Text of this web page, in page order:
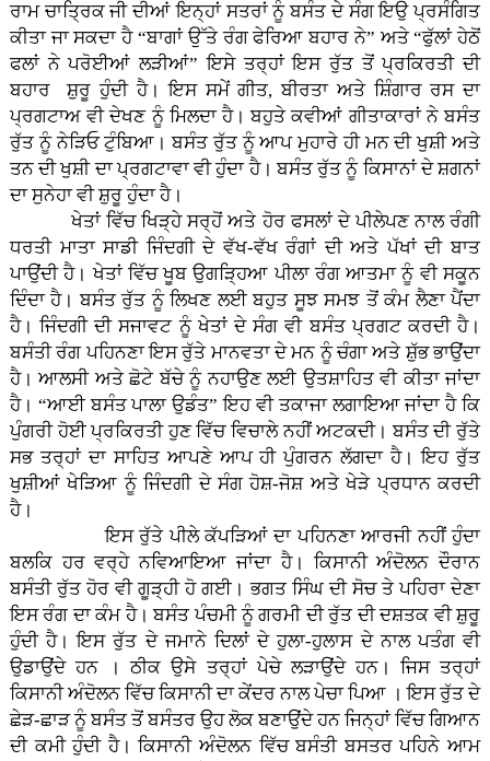
ਰਾਮ ਚਾਤ੍ਰਿਕ ਜੀ ਦੀਆਂ ਇਨ੍ਹਾਂ ਸਤਰਾਂ ਨੂੰ ਬਸੰਤ ਦੇ ਸੰਗ ਇਉ ਪ੍ਰਸੰਗਿਤ
ਕੀਤਾ ਜਾ ਸਕਦਾ ਹੈ “ਬਾਗਾਂ ਉੱਤੇ ਰੰਗ ਫੇਰਿਆ ਬਹਾਰ ਨੇ” ਅਤੇ “ਫੁੱਲਾਂ ਹੇਠੋਂ
ਫਲਾਂ ਨੇ ਪਰੋਈਆਂ ਲੜੀਆਂ” ਇਸੇ ਤਰ੍ਹਾਂ ਇਸ ਰੁੱਤ ਤੋਂ ਪ੍ਰਕਿਰਤੀ ਦੀ
ਬਹਾਰ ਸ਼ੁਰੂ ਹੁੰਦੀ ਹੈ। ਇਸ ਸਮੇਂ ਗੀਤ, ਬੀਰਤਾ ਅਤੇ ਸ਼ਿੰਗਾਰ ਰਸ ਦਾ
ਪ੍ਰਗਟਾਅ ਵੀ ਦੇਖਣ ਨੂੰ ਮਿਲਦਾ ਹੈ। ਬਹੁਤੇ ਕਵੀਆਂ ਗੀਤਾਕਾਰਾਂ ਨੇ ਬਸੰਤ
ਰੁੱਤ ਨੂੰ ਨੇੜਿਓ ਟੁੰਬਿਆ। ਬਸੰਤ ਰੁੱਤ ਨੂੰ ਆਪ ਮੁਹਾਰੇ ਹੀ ਮਨ ਦੀ ਖੁਸ਼ੀ ਅਤੇ
ਤਨ ਦੀ ਖੁਸ਼ੀ ਦਾ ਪ੍ਰਗਟਾਵਾ ਵੀ ਹੁੰਦਾ ਹੈ। ਬਸੰਤ ਰੁੱਤ ਨੂੰ ਕਿਸਾਨਾਂ ਦੇ ਸ਼ਗਨਾਂ
ਦਾ ਸੁਨੇਹਾ ਵੀ ਸ਼ੁਰੂ ਹੁੰਦਾ ਹੈ।
ਖੇਤਾਂ ਵਿੱਚ ਖਿੜ੍ਹੇ ਸਰ੍ਹੋਂ ਅਤੇ ਹੋਰ ਫਸਲਾਂ ਦੇ ਪੀਲੇਪਣ ਨਾਲ ਰੰਗੀ
ਧਰਤੀ ਮਾਤਾ ਸਾਡੀ ਜਿੰਦਗੀ ਦੇ ਵੱਖ-ਵੱਖ ਰੰਗਾਂ ਦੀ ਅਤੇ ਪੱਖਾਂ ਦੀ ਬਾਤ
ਪਾਉਂਦੀ ਹੈ। ਖੇਤਾਂ ਵਿੱਚ ਖੂਬ ਉਗੜ੍ਹਿਆ ਪੀਲਾ ਰੰਗ ਆਤਮਾ ਨੂੰ ਵੀ ਸਕੂਨ
ਦਿੰਦਾ ਹੈ। ਬਸੰਤ ਰੁੱਤ ਨੂੰ ਲਿਖਣ ਲਈ ਬਹੁਤ ਸੂਝ ਸਮਝ ਤੋਂ ਕੰਮ ਲੈਣਾ ਪੈਂਦਾ
ਹੈ। ਜਿੰਦਗੀ ਦੀ ਸਜਾਵਟ ਨੂੰ ਖੇਤਾਂ ਦੇ ਸੰਗ ਵੀ ਬਸੰਤ ਪ੍ਰਗਟ ਕਰਦੀ ਹੈ।
ਬਸੰਤੀ ਰੰਗ ਪਹਿਨਣਾ ਇਸ ਰੁੱਤੇ ਮਾਨਵਤਾ ਦੇ ਮਨ ਨੂੰ ਚੰਗਾ ਅਤੇ ਸ਼ੁੱਭ ਭਾਉਂਦਾ
ਹੈ। ਆਲਸੀ ਅਤੇ ਛੋਟੇ ਬੱਚੇ ਨੂੰ ਨਹਾਉਣ ਲਈ ਉਤਸ਼ਾਹਿਤ ਵੀ ਕੀਤਾ ਜਾਂਦਾ
ਹੈ। “ਆਈ ਬਸੰਤ ਪਾਲਾ ਉਡੰਤ” ਇਹ ਵੀ ਤਕਾਜਾ ਲਗਾਇਆ ਜਾਂਦਾ ਹੈ ਕਿ
ਪੁੰਗਰੀ ਹੋਈ ਪ੍ਰਕਿਰਤੀ ਹੁਣ ਵਿੱਚ ਵਿਚਾਲੇ ਨਹੀਂ ਅਟਕਦੀ। ਬਸੰਤ ਦੀ ਰੁੱਤੇ
ਸਭ ਤਰ੍ਹਾਂ ਦਾ ਸਾਹਿਤ ਆਪਣੇ ਆਪ ਹੀ ਪੁੰਗਰਨ ਲੱਗਦਾ ਹੈ। ਇਹ ਰੁੱਤ
ਖੁਸ਼ੀਆਂ ਖੇੜਿਆ ਨੂੰ ਜਿੰਦਗੀ ਦੇ ਸੰਗ ਹੋਸ਼-ਜੋਸ਼ ਅਤੇ ਖੇੜੇ ਪ੍ਰਧਾਨ ਕਰਦੀ
ਹੈ।
ਇਸ ਰੁੱਤੇ ਪੀਲੇ ਕੱਪੜਿਆਂ ਦਾ ਪਹਿਨਣਾ ਆਰਜੀ ਨਹੀਂ ਹੁੰਦਾ
ਬਲਕਿ ਹਰ ਵਰ੍ਹੇ ਨਵਿਆਇਆ ਜਾਂਦਾ ਹੈ। ਕਿਸਾਨੀ ਅੰਦੋਲਨ ਦੌਰਾਨ
ਬਸੰਤੀ ਰੁੱਤ ਹੋਰ ਵੀ ਗੂੜ੍ਹੀ ਹੋ ਗਈ। ਭਗਤ ਸਿੰਘ ਦੀ ਸੋਚ ਤੇ ਪਹਿਰਾ ਦੇਣਾ
ਇਸ ਰੰਗ ਦਾ ਕੰਮ ਹੈ। ਬਸੰਤ ਪੰਚਮੀ ਨੂੰ ਗਰਮੀ ਦੀ ਰੁੱਤ ਦੀ ਦਸ਼ਤਕ ਵੀ ਸ਼ੁਰੂ
ਹੁੰਦੀ ਹੈ। ਇਸ ਰੁੱਤ ਦੇ ਜਮਾਨੇ ਦਿਲਾਂ ਦੇ ਹੁਲਾ-ਹੁਲਾਸ ਦੇ ਨਾਲ ਪਤੰਗ ਵੀ
ਉਡਾਉਂਦੇ ਹਨ । ਠੀਕ ਉਸੇ ਤਰ੍ਹਾਂ ਪੇਚੇ ਲੜਾਉਂਦੇ ਹਨ। ਜਿਸ ਤਰ੍ਹਾਂ
ਕਿਸਾਨੀ ਅੰਦੋਲਨ ਵਿੱਚ ਕਿਸਾਨੀ ਦਾ ਕੇਂਦਰ ਨਾਲ ਪੇਚਾ ਪਿਆ । ਇਸ ਰੁੱਤ ਦੇ
ਛੇੜ-ਛਾੜ ਨੂੰ ਬਸੰਤ ਤੋਂ ਬਸੰਤਰ ਉਹ ਲੋਕ ਬਣਾਉਂਦੇ ਹਨ ਜਿਨ੍ਹਾਂ ਵਿੱਚ ਗਿਆਨ
ਦੀ ਕਮੀ ਹੁੰਦੀ ਹੈ। ਕਿਸਾਨੀ ਅੰਦੋਲਨ ਵਿੱਚ ਬਸੰਤੀ ਬਸਤਰ ਪਹਿਨੇ ਆਮ